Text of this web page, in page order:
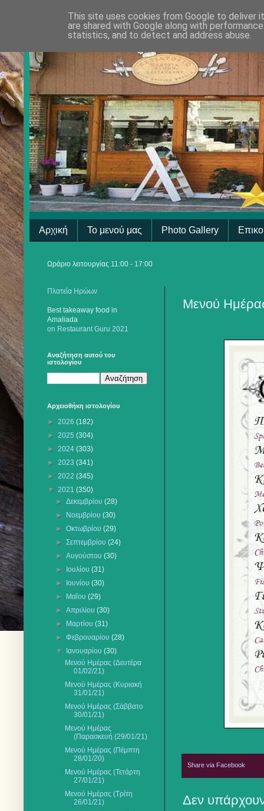
Αρχική Το μενού μας Photo Gallery
Ωράριο λειτουργίας 11:00 - 17:00
Μενού
Share via Facebook
Δεν
Πλατεία Ηρώων
Best takeaway food in
Amaliada
on Restaurant Guru 2021
Αναζήτηση αυτού του
ιστολογίου
Αρχειοθήκη ιστολογίου
► 2026 (182)
► 2025 (304)
► 2024 (303)
► 2023 (341)
► 2022 (345)
▼ 2021 (350)
►Δεκεμβρίου(28)
►
Νοεμβρίου(30)
►Οκτωβρίου(29)
►Σεπτεμβρίου(24)
►Αυγούστου(30)
►
Ιουλίου(31)
►
Ιουνίου(30)
►
Μαΐου(29)
►Απριλίου(30)
►
Μαρτίου(31)
►Φεβρουαρίου(28)
▼
Ιανουαρίου(30)
Μενού Ημέρας (Δευτέρα
01/02/21)
Μενού Ημέρας (Κυριακή
31/01/21)
Μενού Ημέρας (Σάββατο
30/01/21)
Μενού Ημέρας
(Παρασκευή (29/01/21)
Μενού Ημέρας (Πέμπτη
28/01/20)
Μενού Ημέρας (Τετάρτη
27/01/21)
Μενού Ημέρας (Τρίτη
26/01/21)
This site uses cookies from Google to deliver
are shared with Google along with
statistics, and to detect and address abuse.